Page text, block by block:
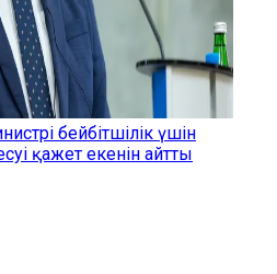
бейбітшілік үшін
қажет екенін айтты